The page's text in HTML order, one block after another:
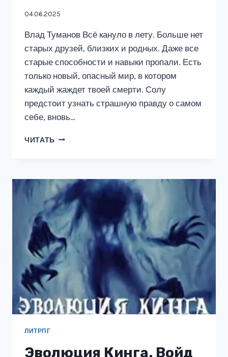
04.06.2025
Влад Туманов Всё кануло в лету. Больше нет
старых друзей, близких и родных. Даже все
старые способности и навыки пропали. Есть
только новый, опасный мир, в котором
каждый жаждет твоей смерти. Солу
предстоит узнать страшную правду о самом
себе, вновь…
ЧИТАТЬ ВНЕРАНГОВЫЙ.
ЛИТРПГ
Эволюция Кинга. Войд